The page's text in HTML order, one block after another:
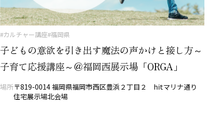
#カルチャー講座#福岡県
子どもの意欲を引き出す魔法の声かけと接し方～
子育て応援講座～＠福岡西展示場「ORGA」
場所〒819-0014 福岡県福岡市西区豊浜２丁目２ hitマリナ通り
住宅展示場北会場